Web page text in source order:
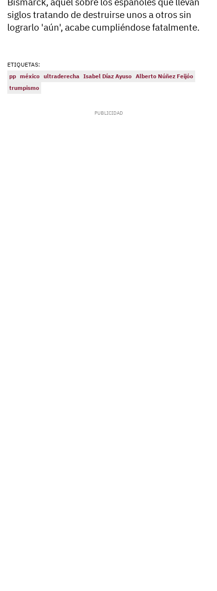
siglos tratando de destruirse unos a otros sin
lograrlo 'aún', acabe cumpliéndose fatalmente.
ETIQUETAS:
pp méxico ultraderecha Isabel Díaz Ayuso Alberto Núñez Feijóo
trumpismo